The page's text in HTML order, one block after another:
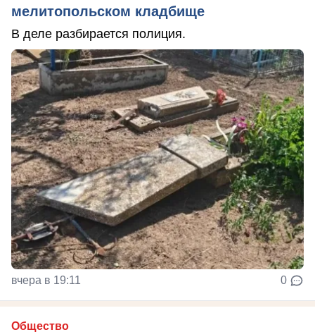
мелитопольском кладбище
В деле разбирается полиция.
вчера в 19:11 0
Общество